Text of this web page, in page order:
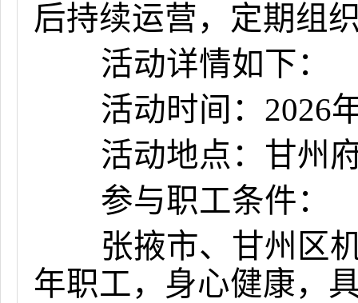
后持续运营，定期组
活动详情如下：
活动时间：2026年
活动地点： 甘州
参与职工条件：
张掖市、甘州区机
年职工，身心健康，